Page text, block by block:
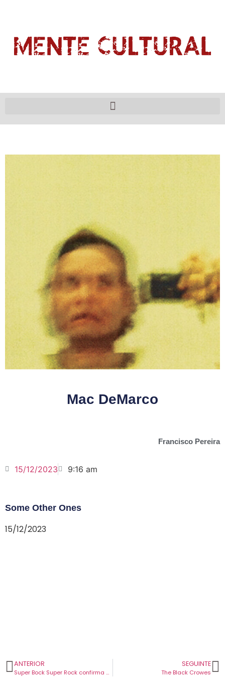
Mac DeMarco
Francisco Pereira
15/12/2023 9:16 am
Some Other Ones
15/12/2023
ANTERIOR
Super Bock Super Rock confirma Royal Blood para 2024.
SEGUINTE
The Black Crowes